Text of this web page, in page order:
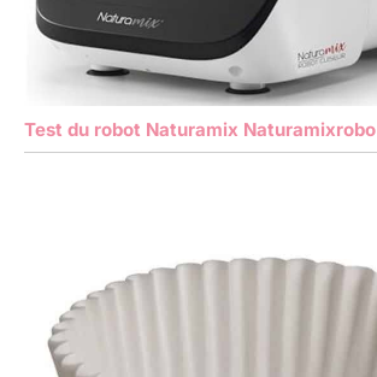
Test du robot Naturamix Naturamixrobo